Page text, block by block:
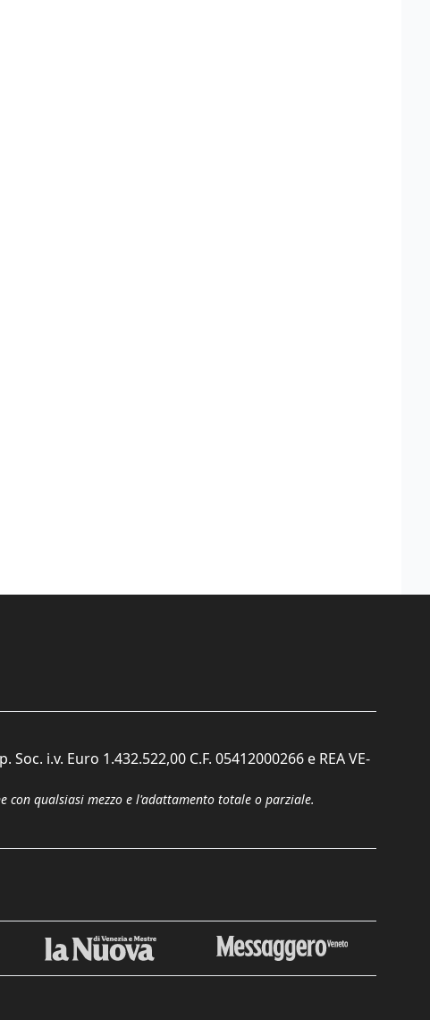
i.v. Euro 1.432.522,00 C.F. 05412000266 e REA VE-
qualsiasi mezzo e l'adattamento totale o parziale.